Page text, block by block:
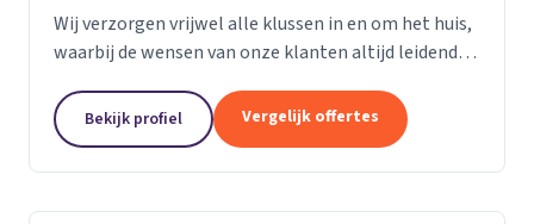
Wij verzorgen vrijwel alle klussen in en om het huis,
waarbij de wensen van onze klanten altijd leidend
afspraak. Dankzij ons vakmanschap en direct...
Bekijk profiel Vergelijk offertes